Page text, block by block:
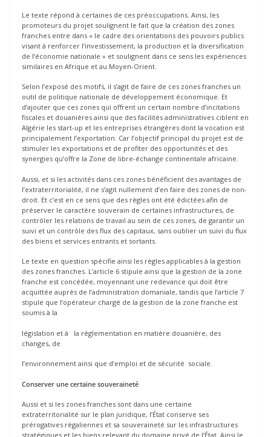
Le texte répond à certaines de ces préoccupations. Ainsi, les
promoteurs du projet soulignent le fait que la création des zones
franches entre dans « le cadre des orientations des pouvoirs publics
visant à renforcer I’investissement, la production et la diversification
de l’économie nationale » et soulignent dans ce sens les expériences
similaires en Afrique et au Moyen-Orient.
Selon l’exposé des motifs, il s’agit de faire de ces zones franches un
outil de politique nationale de développement économique. Et
d’ajouter que ces zones qui offrent un certain nombre d’incitations
fiscales et douanières ainsi que des facilités administratives ciblent en
Algérie les start-up et les entreprises étrangères dont la vocation est
principalement I’exportation. Car l’objectif principal du projet est de
stimuler les exportations et de profiter des opportunités et des
synergies qu’offre la Zone de libre-échange continentale africaine.
Aussi, et si les activités dans ces zones bénéficient des avantages de
l’extraterritorialité, il ne s’agit nullement d’en faire des zones de non-
droit. Et c’est en ce sens que des règles ont été édictées afin de
préserver le caractère souverain de certaines infrastructures, de
contrôler les relations de travail au sein de ces zones, de garantir un
suivi et un contrôle des flux des capitaux, sans oublier un suivi du flux
des biens et services entrants et sortants.
Le texte en question spécifie ainsi les règles applicables à la gestion
des zones franches. L’article 6 stipule ainsi que la gestion de la zone
franche est concédée, moyennant une redevance qui doit être
acquittée auprès de l’administration domaniale, tandis que l’article 7
stipule que l’opérateur chargé de la gestion de la zone franche est
soumis à la
législation et à la réglementation en matière douanière, des
changes, de
I’environnement ainsi que d’emploi et de sécurité sociale.
Conserver une certaine souveraineté
Aussi et si les zones franches sont dans une certaine
extraterritorialité sur le plan juridique, l’État conserve ses
prérogatives régaliennes et sa souveraineté sur les infrastructures
stratégiques et les biens relevant du domaine privé de l’État. Ainsi le